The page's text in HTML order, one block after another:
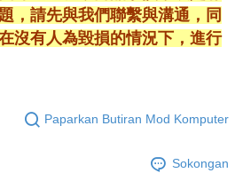
，請先與我們聯繫與溝通，同
沒有人為毀損的情況下，進行
Paparkan Butiran Mod Komputer
Sokongan